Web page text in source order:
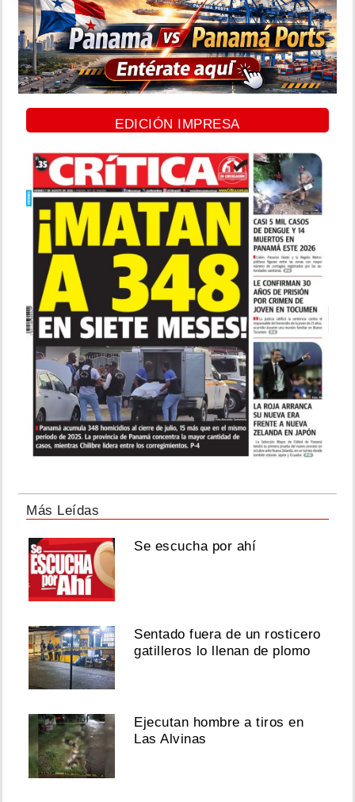
EDICIÓN IMPRESA
Más Leídas
Se escucha por ahí
Sentado fuera de un rosticero
gatilleros lo llenan de plomo
Ejecutan hombre a tiros en
Las Alvinas